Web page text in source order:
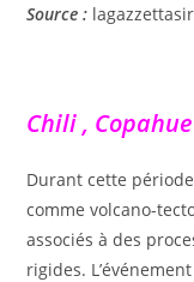
Source :
Chili ,
Durant cette
comme volcano-
associés à des
rigides.